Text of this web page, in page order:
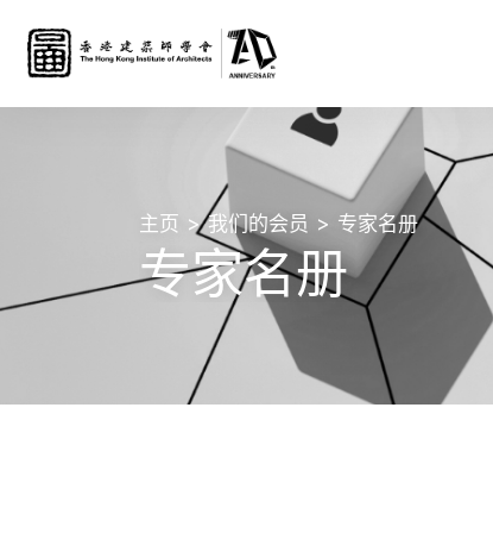
主页 我们的会员 专家名册
专家名册